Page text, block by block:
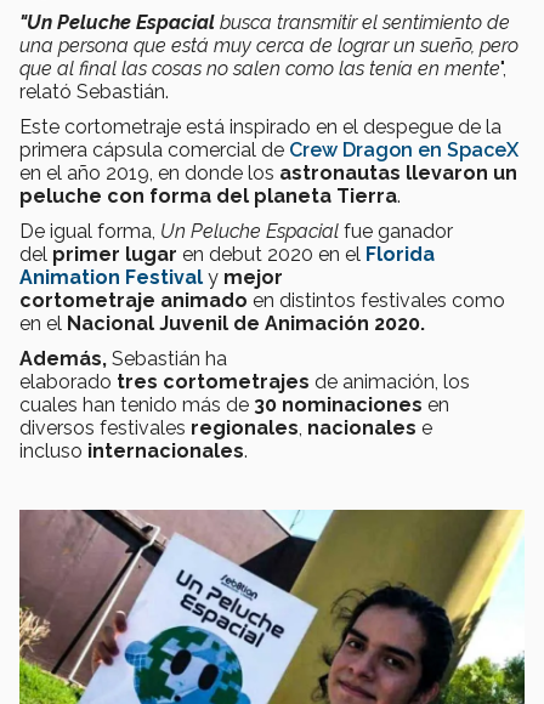
"Un Peluche Espacial busca transmitir el sentimiento de
una persona que está muy cerca de lograr un sueño, pero
que al final las cosas no salen como las tenía en mente",
relató Sebastián.
Este cortometraje está inspirado en el despegue de la
primera cápsula comercial de Crew Dragon en SpaceX
en el año 2019, en donde los astronautas llevaron un
peluche con forma del planeta Tierra.
De igual forma, Un Peluche Espacial fue ganador
del primer lugar en debut 2020 en el Florida
Animation Festival y mejor
cortometraje animado en distintos festivales como
en el Nacional Juvenil de Animación 2020.
Además, Sebastián ha
elaborado tres cortometrajes de animación, los
cuales han tenido más de 30 nominaciones en
diversos festivales regionales nacionales e
incluso internacionales.